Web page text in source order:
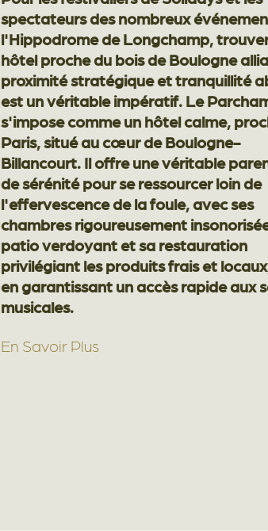
spectateurs des nombreux
l'Hippodrome de Longchamp,
hôtel proche du bois de Boulogne
proximité stratégique et tranquillité
est un véritable impératif. Le
s'impose comme un hôtel calme,
Paris, situé au cœur de Boulogne-
Billancourt. Il offre une véritable
de sérénité pour se ressourcer loin de
l'effervescence de la foule, avec ses
chambres rigoureusement
patio verdoyant et sa restauration
privilégiant les produits frais et
en garantissant un accès rapide aux
musicales.
En Savoir Plus